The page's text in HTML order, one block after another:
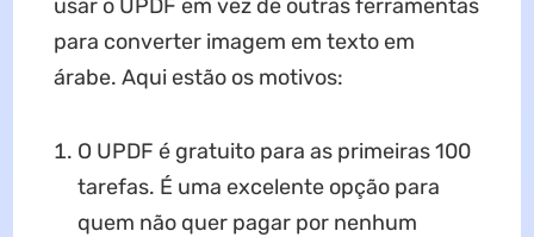
usar o UPDF em vez de outras ferramentas
para converter imagem em texto em
árabe. Aqui estão os motivos:
O UPDF é gratuito para as primeiras 100
tarefas. É uma excelente opção para
quem não quer pagar por nenhum